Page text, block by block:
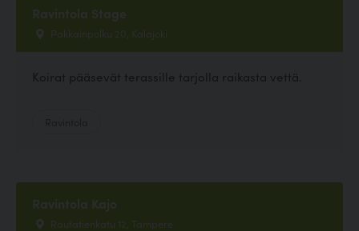
Ravintola Stage
Pakkainpolku 20, Kalajoki
Koirat pääsevät terassille tarjolla raikasta vettä.
Ravintola Kajo
Rautatienkatu 12, Tampere